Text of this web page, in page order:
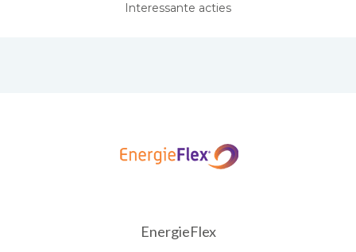
Interessante acties
EnergieFlex